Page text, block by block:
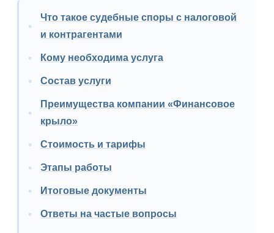
Что такое судебные споры с налоговой
и контрагентами
Кому необходима услуга
Состав услуги
Преимущества компании «Финансовое
крыло»
Стоимость и тарифы
Этапы работы
Итоговые документы
Ответы на частые вопросы